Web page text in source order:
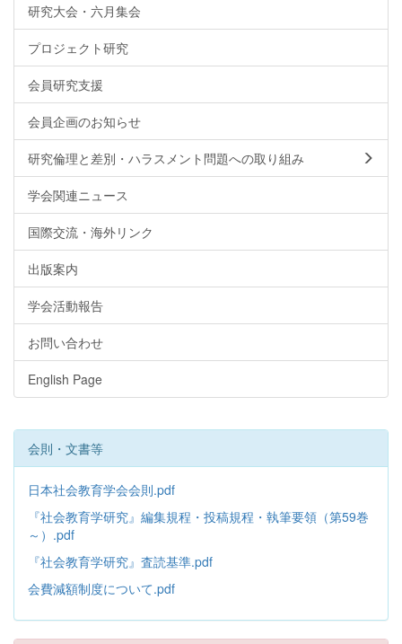
研究大会・六月集会
プロジェクト研究
会員研究支援
会員企画のお知らせ
研究倫理と差別・ハラスメント問題への取り組み
学会関連ニュース
国際交流・海外リンク
出版案内
学会活動報告
お問い合わせ
English Page
会則・文書等
日本社会教育学会会則.pdf
『社会教育学研究』編集規程・投稿規程・執筆要領（第59巻
～）.pdf
『社会教育学研究』査読基準.pdf
会費減額制度について.pdf